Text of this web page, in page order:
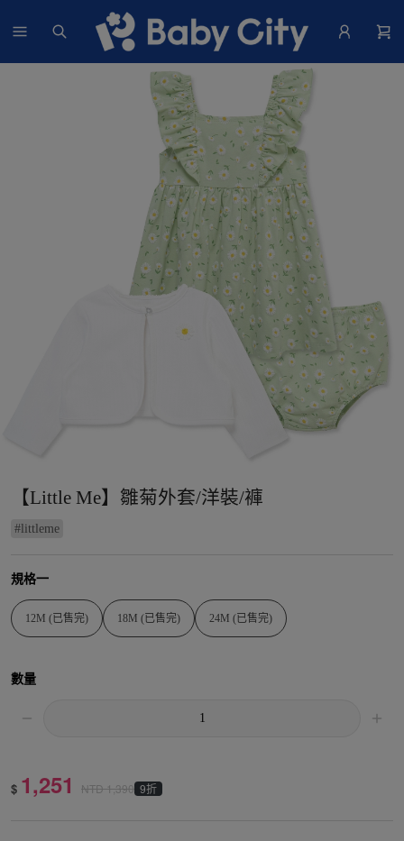
【Little Me】雛菊外套/洋裝/褲
# littleme
規格一
12M (已售完) 18M (已售完) 24M (已售完)
數量
$ 1,251 NTD1,390 9折